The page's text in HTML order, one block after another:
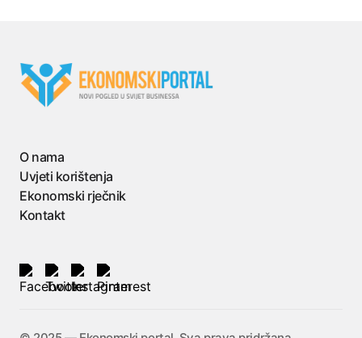
O nama
Uvjeti korištenja
Ekonomski rječnik
Kontakt